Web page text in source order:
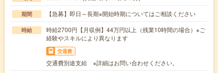
期間 【急募】即日～長期※開始時期についてはご相談ください
時給
時給2700円【月収例】44万円以上（残業10時間の場合）※ご
経験やスキルにより異なります
交通費
交通費別途支給 ※詳細はお問い合わせください。